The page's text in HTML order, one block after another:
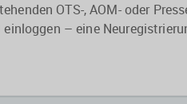
OTS-, AOM- oder
einloggen – eine